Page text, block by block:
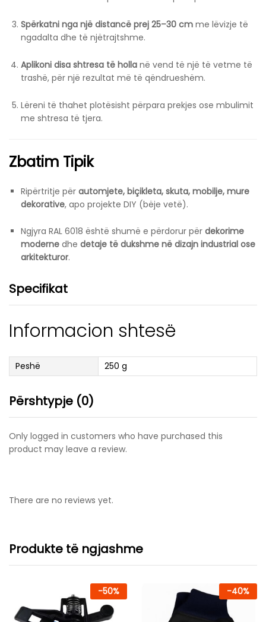
Spërkatni nga një distancë prej 25–30 cm me lëvizje të
ngadalta dhe të njëtrajtshme.
Aplikoni disa shtresa të holla në vend të një të vetme të
trashë, për një rezultat më të qëndrueshëm.
Lëreni të thahet plotësisht përpara prekjes ose mbulimit
me shtresa të tjera.
Zbatim Tipik
Ripërtritje për automjete, biçikleta, skuta, mobilje, mure
dekorative, apo projekte DIY (bëje vetë).
Ngjyra RAL 6018 është shumë e përdorur për dekorime
moderne dhe detaje të dukshme në dizajn industrial ose
arkitekturor.
Specifikat
Informacion shtesë
Peshë 250 g
Përshtypje (0)
Only logged in customers who have purchased this
product may leave a review.
There are no reviews yet.
Produkte të ngjashme
-50% -40%